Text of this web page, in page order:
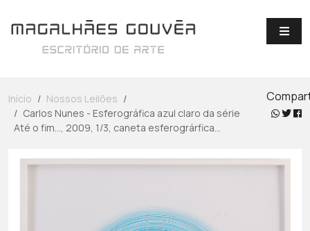
Início
Nossos Leilões
Carlos Nunes - Esferográfica azul claro da série
Até o fim..., 2009, 1/3, caneta esferográrfica...